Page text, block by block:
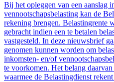
Bij het opleggen van een aanslag
vennootschapsbelasting kan de
rekening brengen. Belastingrente
gebracht indien een te betalen
vastgesteld. In deze nieuwsbrief
genomen kunnen worden om
inkomsten- en/of
te voorkomen. Het belang
waarmee de Belastingdienst